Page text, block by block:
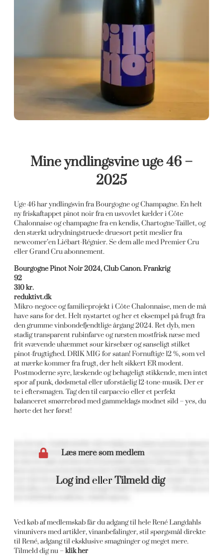
Mine yndlingsvine uge 46 –
2025
Uge 46 har yndlingsvin fra Bourgogne og Champagne. En helt
ny friskaftappet pinot noir fra en usvovlet kælder i Côte
Chalonnaise og champagne fra en kendis, Chartogne-Taillet, og
den stærkt udrydningstruede druesort petit meslier fra
newcomer’en Liébart-Régnier. Se dem alle med Premier Cru
eller Grand Cru abonnement.
Bourgogne Pinot Noir 2024, Club Canon. Frankrig
92
310 kr.
reduktivt.dk
Mikro-negoce og familieprojekt i Côte Chalonnaise, men de må
have sans for det. Helt nystartet og her et eksempel på frugt fra
den grumme vinbondefjendtlige årgang 2024. Ret dyb, men
stadig transparent rubinfarve og næsten mostfrisk næse med
frit svævende uhæmmet sour kirsebær og sanseligt stilket
pinot-frugtighed. DRIK MIG for satan! Fornuftige 12 %, som vel
at mærke kommer fra frugt, der helt sikkert ER modent.
Postmoderne syre, læskende og behageligt stikkende, men intet
spor af punk, dødsmetal eller uforståelig 12-tone-musik. Der er
te i eftersmagen. Tag den til carpaccio eller et perfekt
balanceret smørrebrød med gammeldags modnet sild – yes, du
hørte det her først!
Læs mere som medlem
Log indellerTilmeld dig
Ved køb af medlemskab får du adgang til hele René Langdahls
vinunivers med artikler, vinanbefalinger, stil spørgsmål direkte
til René, adgang til eksklusive smagninger og meget mere.
Tilmeld dig nu –klik her